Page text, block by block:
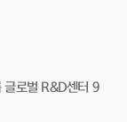
글로벌 R&D센터 9